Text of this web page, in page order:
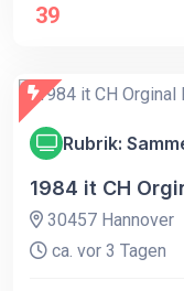
39
Rubrik:
1984 it CH
30457 Hannover
ca. vor 3 Tagen